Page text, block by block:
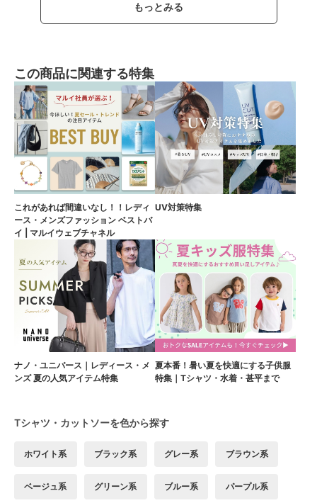
もっとみる
この商品に関連する特集
これがあれば間違いなし！！レディ
ース・メンズファッション ベストバ
イ | マルイウェブチャネル
UV対策特集
ナノ・ユニバース｜レディース・メ
ンズ 夏の人気アイテム特集
夏本番！暑い夏を快適にする子供服
特集｜Tシャツ・水着・甚平まで
Tシャツ・カットソーを色から探す
ホワイト系 ブラック系 グレー系 ブラウン系
ベージュ系 グリーン系 ブルー系 パープル系